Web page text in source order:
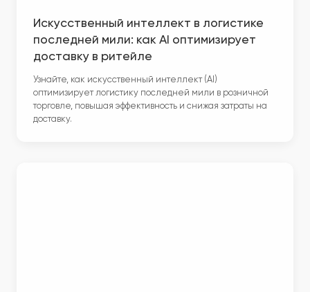
Искусственный интеллект в логистике
последней мили: как AI оптимизирует
доставку в ритейле
Узнайте, как искусственный интеллект (AI)
оптимизирует логистику последней мили в розничной
торговле, повышая эффективность и снижая затраты на
доставку.